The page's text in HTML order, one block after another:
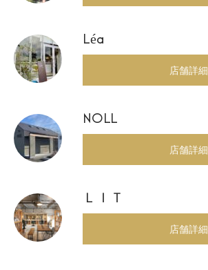
Léa
店舗詳細
NOLL
店舗詳細
ＬＩＴ
店舗詳細